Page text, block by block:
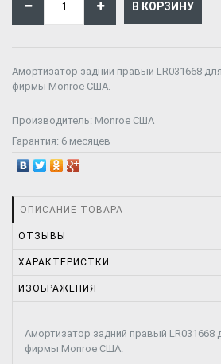
Амортизатор задний правый LR031668
фирмы Monroe США.
Производитель: Monroe США
Гарантия: 6 месяцев
ОПИСАНИЕ ТОВАРА
ОТЗЫВЫ
ХАРАКТЕРИСТКИ
ИЗОБРАЖЕНИЯ
Амортизатор задний правый LR031668
фирмы Monroe США.